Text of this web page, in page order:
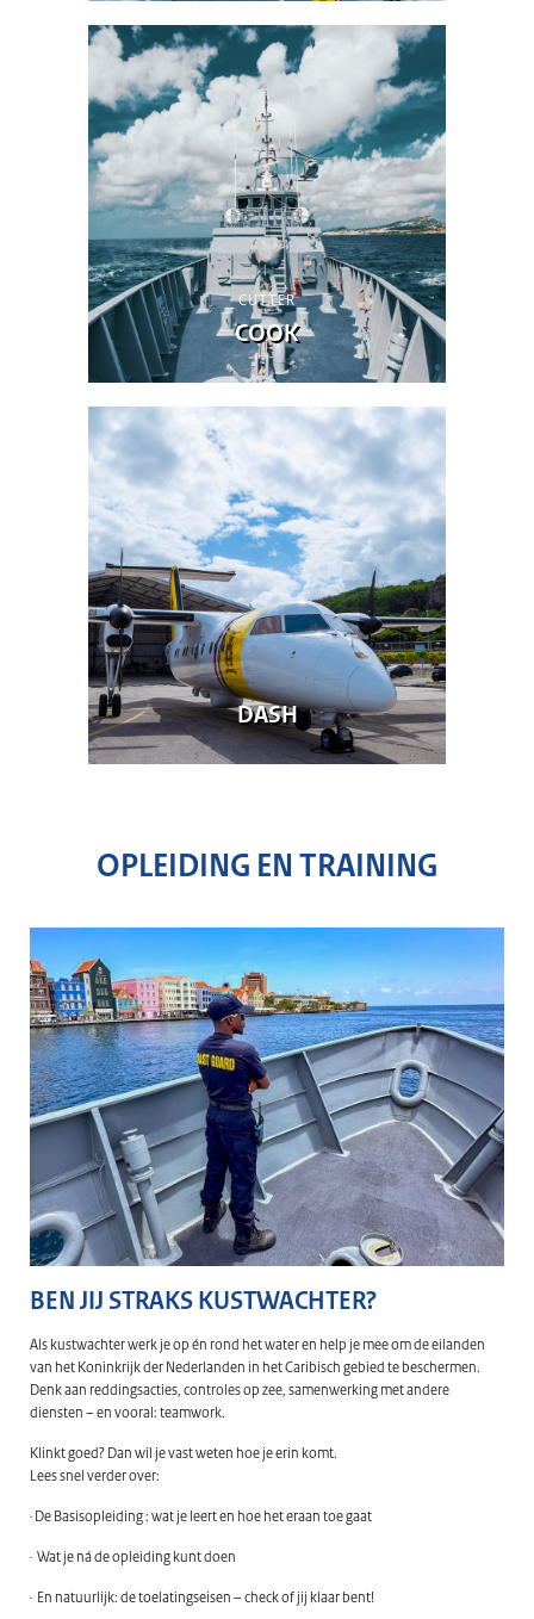
CUTTER
COOK
DASH
OPLEIDING EN TRAINING
BEN JIJ STRAKS KUSTWACHTER?
Als kustwachter werk je op én rond het water en help je mee om de eilanden
van het Koninkrijk der Nederlanden in het Caribisch gebied te beschermen.
Denk aan reddingsacties, controles op zee, samenwerking met andere
diensten – en vooral: teamwork.
Klinkt goed? Dan wil je vast weten hoe je erin komt.
Lees snel verder over:
· De Basisopleiding : wat je leert en hoe het eraan toe gaat
· Wat je ná de opleiding kunt doen
· En natuurlijk: de toelatingseisen – check of jij klaar bent!